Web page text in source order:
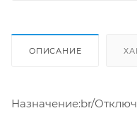
ОПИСАНИЕ
Назначение:br/